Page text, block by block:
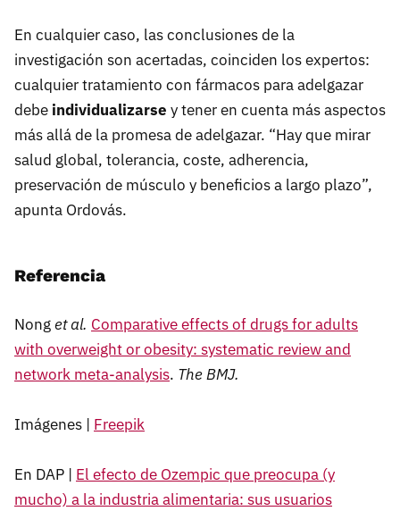
En cualquier caso, las conclusiones de la
investigación son acertadas, coinciden los expertos:
cualquier tratamiento con fármacos para adelgazar
debe individualizarse y tener en cuenta más aspectos
más allá de la promesa de adelgazar. “Hay que mirar
salud global, tolerancia, coste, adherencia,
preservación de músculo y beneficios a largo plazo”,
apunta Ordovás.
Referencia
Nonget al. Comparative effects of drugs for adults
with overweight or obesity: systematic review and
network meta-analysis. The BMJ.
Imágenes | Freepik
En DAP | El efecto de Ozempic que preocupa (y
mucho) a la industria alimentaria: sus usuarios